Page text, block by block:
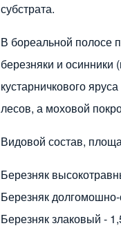
субстрата.
В бореальной полосе
березняки и осинники
кустарничкового
лесов, а моховой
Видовой состав,
Березняк
Березняк
Березняк злаковый -